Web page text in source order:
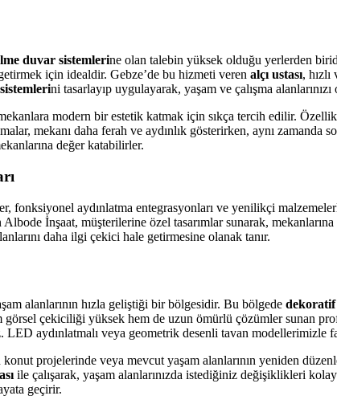
duvar sistemlerine olan talebin yüksek olduğu yerlerden
için idealdir. Gebze’de bu hizmeti veren alçı ustası,
ni tasarlayıp uygulayarak, yaşam ve çalışma
modern bir estetik katmak için sıkça tercih edilir.
mekanı daha ferah ve aydınlık gösterirken, aynı zamanda
değer katabilirler.
fonksiyonel aydınlatma entegrasyonları ve yenilikçi
Albode İnşaat, müşterilerine özel tasarımlar sunarak,
daha ilgi çekici hale getirmesine olanak tanır.
alanlarının hızla geliştiği bir bölgesidir. Bu bölgede dekoratif
görsel çekiciliği yüksek hem de uzun ömürlü çözümler sunan
LED aydınlatmalı veya geometrik desenli tavan modellerimizle
projelerinde veya mevcut yaşam alanlarının yeniden
ile çalışarak, yaşam alanlarınızda istediğiniz değişiklikleri
geçirir.